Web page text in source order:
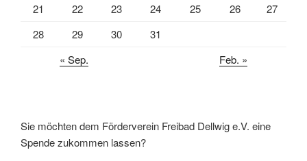
21
22 23 24 25 26
27
28
29 30
31
« Sep.
Feb. »
Sie möchten dem Förderverein Freibad Dellwig e.V. eine
Spende zukommen lassen?